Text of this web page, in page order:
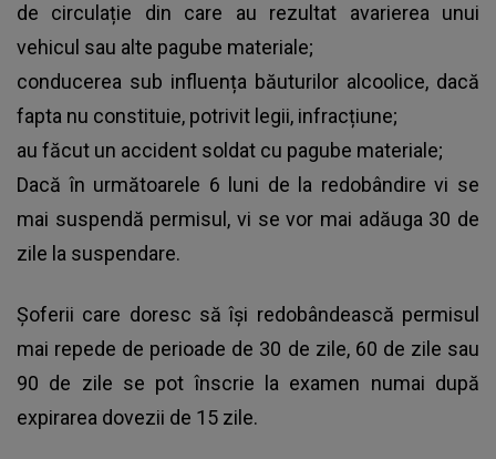
de circulație din care au rezultat avarierea unui
vehicul sau alte pagube materiale;
conducerea sub influența băuturilor alcoolice, dacă
fapta nu constituie, potrivit legii, infracțiune;
au făcut un accident soldat cu pagube materiale;
Dacă în următoarele 6 luni de la redobândire vi se
mai suspendă permisul, vi se vor mai adăuga 30 de
zile la suspendare.
Șoferii care doresc să își redobândească permisul
mai repede de perioade de 30 de zile, 60 de zile sau
90 de zile se pot înscrie la examen numai după
expirarea dovezii de 15 zile.